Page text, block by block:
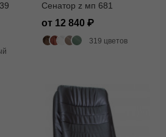
Сенатор z мп 681
от 12 840
319 цветов